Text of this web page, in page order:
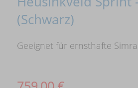
(Schwarz)
Geeignet für ernsthafte